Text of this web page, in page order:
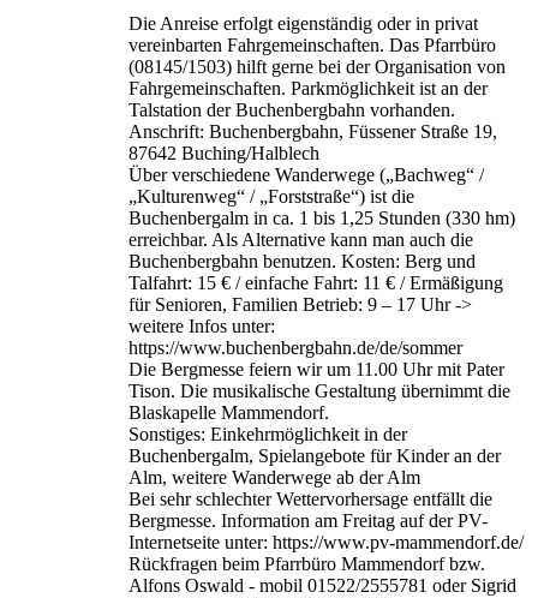
Die Anreise erfolgt eigenständig oder in privat
vereinbarten Fahrgemeinschaften. Das Pfarrbüro
(08145/1503) hilft gerne bei der Organisation von
Fahrgemeinschaften. Parkmöglichkeit ist an der
Talstation der Buchenbergbahn vorhanden.
Anschrift: Buchenbergbahn, Füssener Straße 19,
87642 Buching/Halblech
Über verschiedene Wanderwege („Bachweg“ /
„Kulturenweg“ / „Forststraße“) ist die
Buchenbergalm in ca. 1 bis 1,25 Stunden (330 hm)
erreichbar. Als Alternative kann man auch die
Buchenbergbahn benutzen. Kosten: Berg und
Talfahrt: 15 € / einfache Fahrt: 11 € / Ermäßigung
für Senioren, Familien Betrieb: 9 – 17 Uhr ->
weitere Infos unter:
https://www.buchenbergbahn.de/de/sommer
Die Bergmesse feiern wir um 11.00 Uhr mit Pater
Tison. Die musikalische Gestaltung übernimmt die
Blaskapelle Mammendorf.
Sonstiges: Einkehrmöglichkeit in der
Buchenbergalm, Spielangebote für Kinder an der
Alm, weitere Wanderwege ab der Alm
Bei sehr schlechter Wettervorhersage entfällt die
Bergmesse. Information am Freitag auf der PV-
Internetseite unter: https://www.pv-mammendorf.de/
Rückfragen beim Pfarrbüro Mammendorf bzw.
Alfons Oswald - mobil 01522/2555781 oder Sigrid